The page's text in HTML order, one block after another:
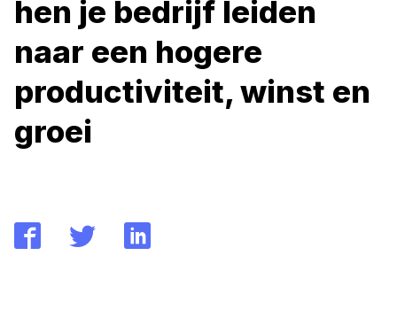
hen je bedrijf leiden
naar een hogere
productiviteit, winst en
groei